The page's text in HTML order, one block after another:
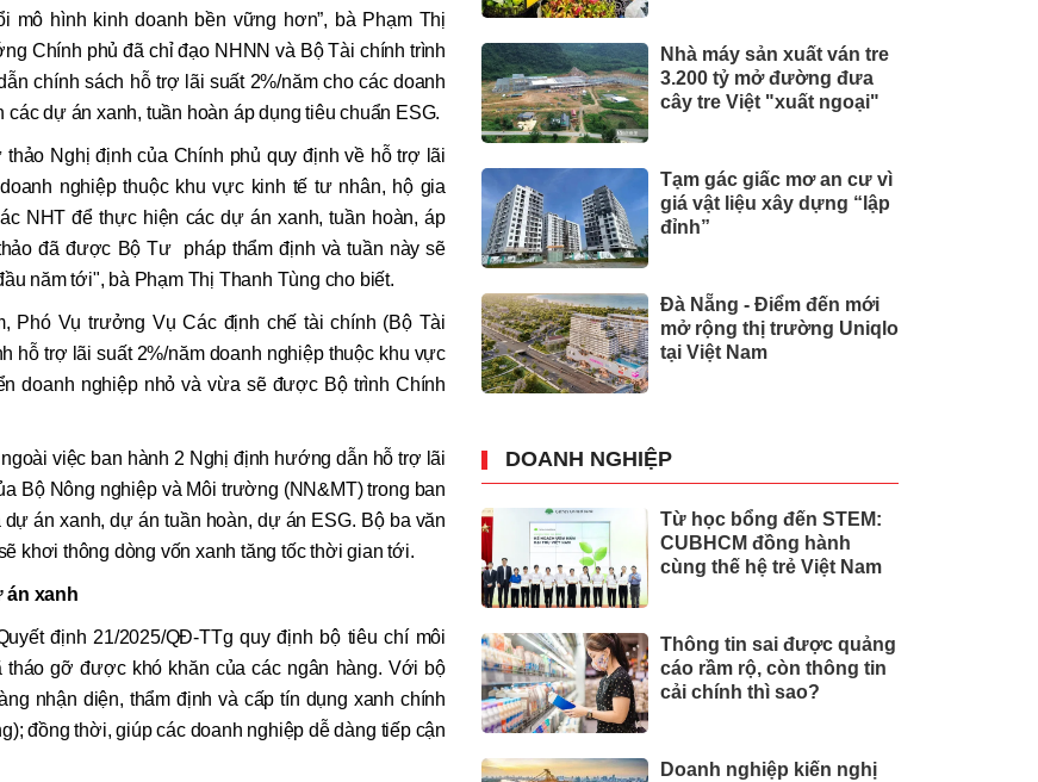
mô hình kinh doanh bền vững hơn”, bà Phạm Thị
Chính phủ đã chỉ đạo NHNN và Bộ Tài chính trình
chính sách hỗ trợ lãi suất 2%/năm cho các doanh
dự án xanh, tuần hoàn áp dụng tiêu chuẩn ESG.
Nghị định của Chính phủ quy định về hỗ trợ lãi
nghiệp thuộc khu vực kinh tế tư nhân, hộ gia
NHT để thực hiện các dự án xanh, tuần hoàn, áp
đã được Bộ Tư pháp thẩm định và tuần này sẽ
năm tới", bà Phạm Thị Thanh Tùng cho biết.
Phó Vụ trưởng Vụ Các định chế tài chính (Bộ Tài
hỗ trợ lãi suất 2%/năm doanh nghiệp thuộc khu vực
doanh nghiệp nhỏ và vừa sẽ được Bộ trình Chính
việc ban hành 2 Nghị định hướng dẫn hỗ trợ lãi
Bộ Nông nghiệp và Môi trường (NN&MT) trong ban
án xanh, dự án tuần hoàn, dự án ESG. Bộ ba văn
khơi thông dòng vốn xanh tăng tốc thời gian tới.
án xanh
định 21/2025/QĐ-TTg quy định bộ tiêu chí môi
gỡ được khó khăn của các ngân hàng. Với bộ
nhận diện, thẩm định và cấp tín dụng xanh chính
đồng thời, giúp các doanh nghiệp dễ dàng tiếp cận
Nhà máy sản xuất ván tre
3.200 tỷ mở đường đưa
cây tre Việt "xuất ngoại"
Tạm gác giấc mơ an cư vì
giá vật liệu xây dựng “lập
đỉnh”
Đà Nẵng - Điểm đến mới
mở rộng thị trường Uniqlo
tại Việt Nam
DOANH NGHIỆP
Từ học bổng đến STEM:
CUBHCM đồng hành
cùng thế hệ trẻ Việt Nam
Thông tin sai được quảng
cáo rầm rộ, còn thông tin
cải chính thì sao?
Doanh nghiệp kiến nghị